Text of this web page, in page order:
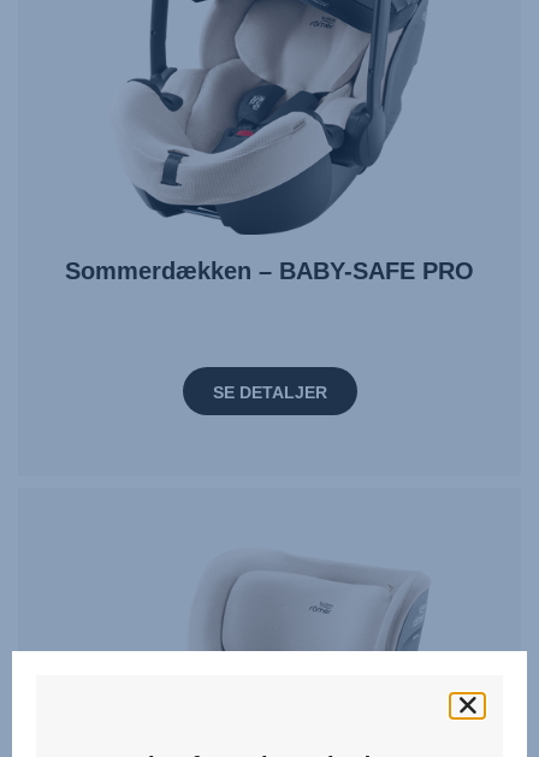
Sommerdækken – BABY-SAFE PRO
SE DETALJER